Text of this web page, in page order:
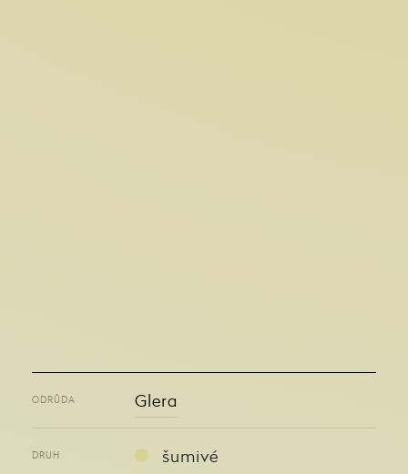
ODRŮDA Glera
DRUH šumivé